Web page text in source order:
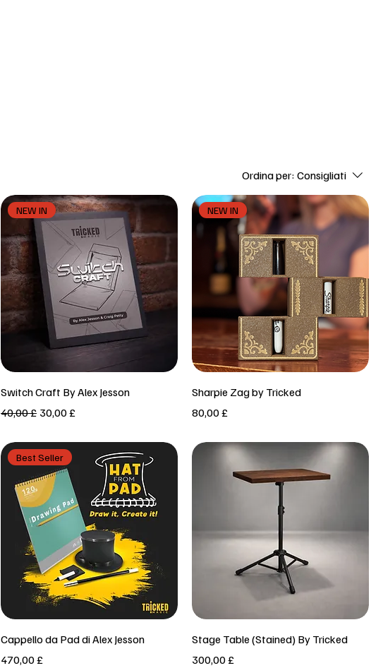
Ordina per: Consigliati
Vista rapida
NEW IN
Switch Craft By Alex Jesson
Prezzo regolare
40,00 £ Prezzo scontato
30,00 £
Vista rapida
NEW IN
Sharpie Zag by Tricked
Prezzo
80,00 £
Vista rapida
Best Seller
Cappello da Pad di Alex Jesson
Prezzo
470,00 £
Vista rapida
Stage Table (Stained) By Tricked
Prezzo
300,00 £